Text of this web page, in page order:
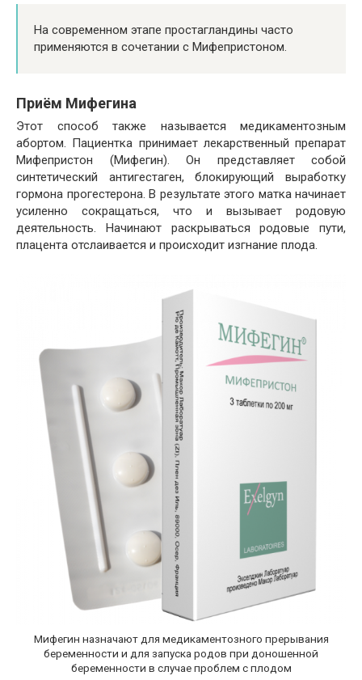
На современном этапе простагландины часто
применяются в сочетании с Мифепристоном.
Приём Мифегина
Этот способ также называется медикаментозным
абортом. Пациентка принимает лекарственный препарат
Мифепристон (Мифегин). Он представляет собой
синтетический антигестаген, блокирующий выработку
гормона прогестерона. В результате этого матка начинает
усиленно сокращаться, что и вызывает родовую
деятельность. Начинают раскрываться родовые пути,
плацента отслаивается и происходит изгнание плода.
Мифегин назначают для медикаментозного прерывания
беременности и для запуска родов при доношенной
беременности в случае проблем с плодом